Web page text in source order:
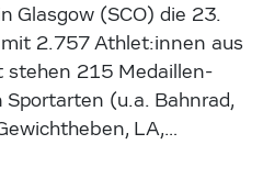
Glasgow (SCO) die 23.
2.757 Athlet:innen aus
stehen 215 Medaillen-
(u.a. Bahnrad,
LA,…